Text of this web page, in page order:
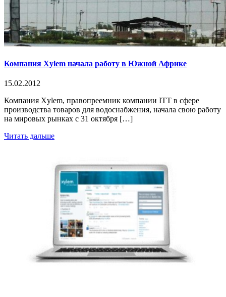
Компания Xylem начала работу в Южной Африке
15.02.2012
Компания Xylem, правопреемник компании ITT в сфере
производства товаров для водоснабжения, начала свою работу
на мировых рынках с 31 октября […]
Читать дальше